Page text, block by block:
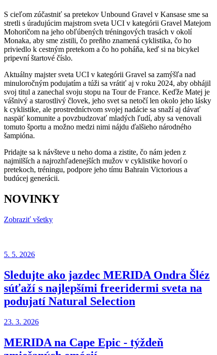
S cieľom zúčastniť sa pretekov Unbound Gravel v Kansase sme sa
stretli s úradujúcim majstrom sveta UCI v kategórii Gravel Matejom
Mohoričom na jeho obľúbených tréningových trasách v okolí
Monaka, aby sme zistili, čo preňho znamená cyklistika, čo ho
priviedlo k cestným pretekom a čo ho poháňa, keď si na bicykel
pripevní štartové číslo.
Aktuálny majster sveta UCI v kategórii Gravel sa zamýšľa nad
minuloročným podujatím a túži sa vrátiť aj v roku 2024, aby obhájil
svoj titul a zanechal svoju stopu na Tour de France. Keďže Matej je
vášnivý a starostlivý človek, jeho svet sa netočí len okolo jeho lásky
k cyklistike, ale prostredníctvom svojej nadácie sa snaží aj dávať
naspäť komunite a povzbudzovať mladých ľudí, aby sa venovali
tomuto športu a možno medzi nimi nájdu ďalšieho národného
šampióna.
Pridajte sa k návšteve u neho doma a zistite, čo nám jeden z
najmilších a najrozhľadenejších mužov v cyklistike hovorí o
pretekoch, tréningu, podpore jeho tímu Bahrain Victorious a
budúcej generácii.
NOVINKY
Zobraziť všetky
5. 5. 2026
Sledujte ako jazdec MERIDA Ondra Šléz
súťaží s najlepšími freeridermi sveta na
podujatí Natural Selection
23. 3. 2026
MERIDA na Cape Epic - týždeň